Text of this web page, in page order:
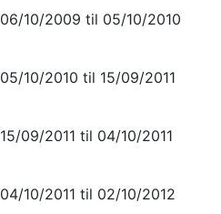
06/10/2009 til 05/10/2010
05/10/2010 til 15/09/2011
15/09/2011 til 04/10/2011
04/10/2011 til 02/10/2012